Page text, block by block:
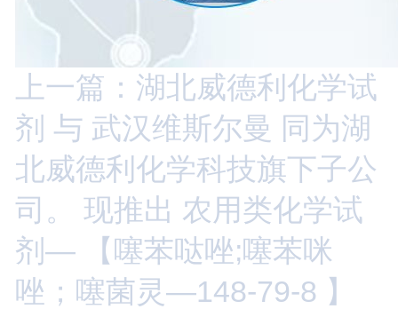
上一篇：湖北威德利化学试
剂 与 武汉维斯尔曼 同为湖
北威德利化学科技旗下子公
司。 现推出 农用类化学试
剂— 【噻苯哒唑;噻苯咪
唑；噻菌灵—148-79-8 】